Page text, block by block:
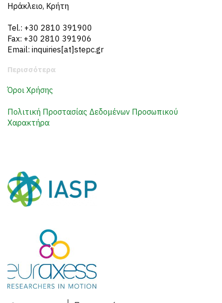
Ηράκλειο, Κρήτη
Tel.: +30 2810 391900
Fax: +30 2810 391906
Email: inquiries[at]stepc.gr
Περισσότερα
Όροι Χρήσης
Πολιτική Προστασίας Δεδομένων Προσωπικού
Χαρακτήρα